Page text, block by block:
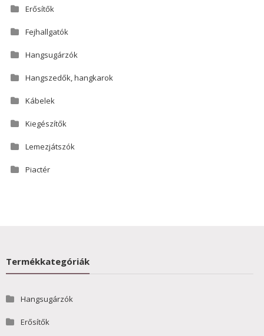
Erősítők
Fejhallgatók
Hangsugárzók
Hangszedők, hangkarok
Kábelek
Kiegészítők
Lemezjátszók
Piactér
Termékkategóriák
Hangsugárzók
Erősítők